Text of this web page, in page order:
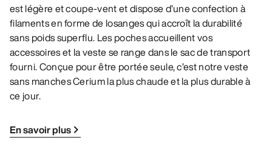
est légère et coupe-vent et dispose d’une confection à
filaments en forme de losanges qui accroît la durabilité
sans poids superflu. Les poches accueillent vos
accessoires et la veste se range dans le sac de transport
fourni. Conçue pour être portée seule, c’est notre veste
sans manches Cerium la plus chaude et la plus durable à
ce jour.
En savoir plus